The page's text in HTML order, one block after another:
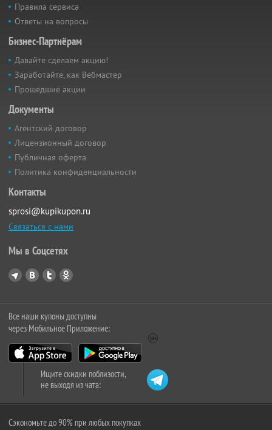
Правила сервиса
Ответы на вопросы
Бизнес-Партнёрам
Давайте сделаем акцию!
Заработайте, как Вебмастер
Прошедшие акции
Документы
Агентский договор
Лицензионный договор
Публичная оферта
Политика конфиденциальности
Контакты
sprosi@kupikupon.ru
Связаться с нами
Мы в Соцсетях
Все наши купоны доступны
через Мобильное Приложение:
Ищите скидки поблизости,
не выходя из чата:
Сэкономьте до 90% при любых покупках